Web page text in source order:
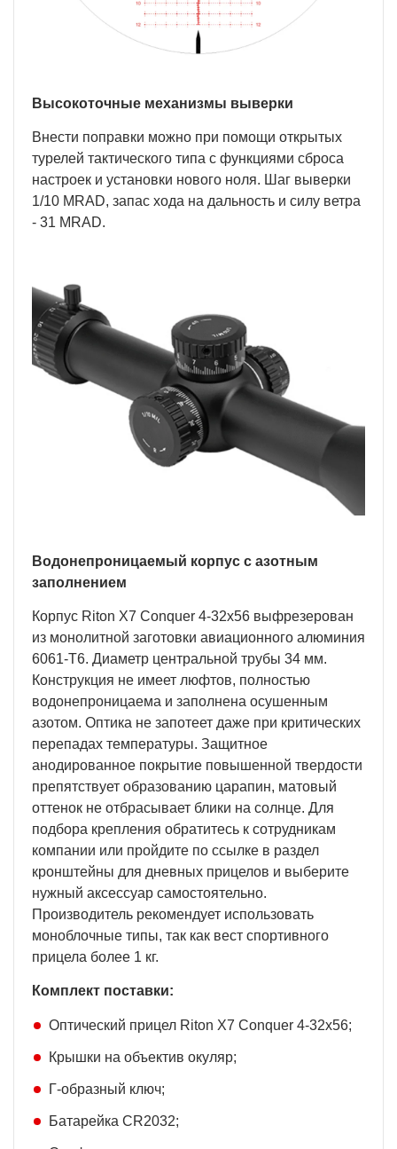
Высокоточные механизмы выверки
Внести поправки можно при помощи открытых
турелей тактического типа с функциями сброса
настроек и установки нового ноля. Шаг выверки
1/10 MRAD, запас хода на дальность и силу ветра
- 31 MRAD.
Водонепроницаемый корпус с азотным
заполнением
Корпус Riton X7 Conquer 4-32x56 выфрезерован
из монолитной заготовки авиационного алюминия
6061-Т6. Диаметр центральной трубы 34 мм.
Конструкция не имеет люфтов, полностью
водонепроницаема и заполнена осушенным
азотом. Оптика не запотеет даже при критических
перепадах температуры. Защитное
анодированное покрытие повышенной твердости
препятствует образованию царапин, матовый
оттенок не отбрасывает блики на солнце. Для
подбора крепления обратитесь к сотрудникам
компании или пройдите по ссылке в раздел
кронштейны для дневных прицелов и выберите
нужный аксессуар самостоятельно.
Производитель рекомендует использовать
моноблочные типы, так как вест спортивного
прицела более 1 кг.
Комплект поставки:
Оптический прицел Riton X7 Conquer 4-32x56;
Крышки на объектив окуляр;
Г-образный ключ;
Батарейка CR2032;